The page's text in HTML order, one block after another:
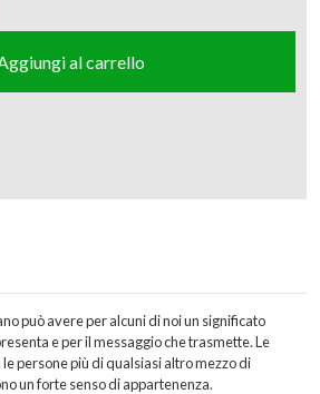
al carrello
può avere per alcuni di noi un significato
e per il messaggio che trasmette. Le
persone più di qualsiasi altro mezzo di
un forte senso di appartenenza.